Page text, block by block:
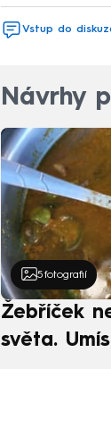
Vstup do
Návrhy
5 fotografií
Žebříček
světa.